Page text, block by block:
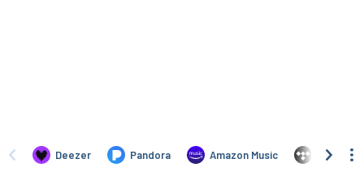
Deezer Pandora Amazon Music TIDAL